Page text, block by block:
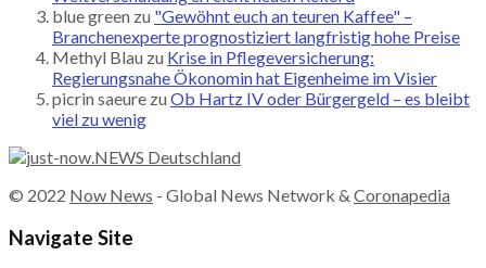
blue green zu "Gewöhnt euch an teuren Kaffee" –
Branchenexperte prognostiziert langfristig hohe Preise
Methyl Blau zu Krise in Pflegeversicherung:
Regierungsnahe Ökonomin hat Eigenheime im Visier
picrin saeure zu Ob Hartz IV oder Bürgergeld – es bleibt
viel zu wenig
© 2022 Now News - Global News Network & Coronapedia
Navigate Site